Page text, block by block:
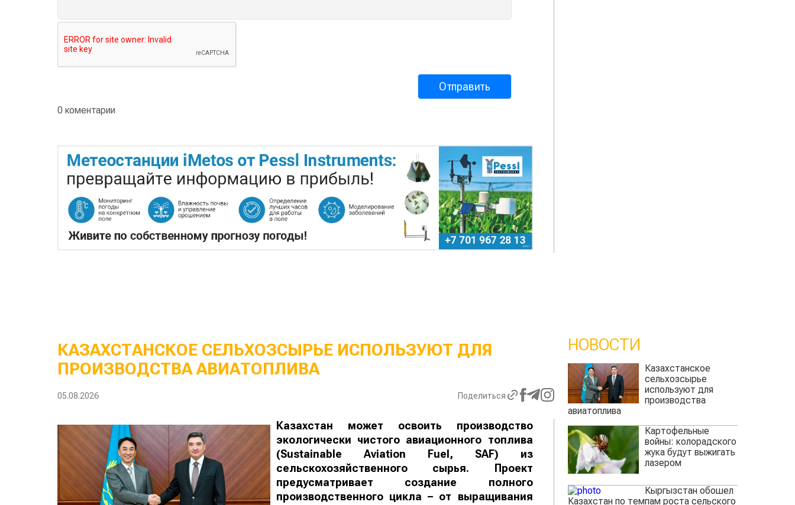
0 коментарии
КАЗАХСТАНСКОЕ СЕЛЬХОЗСЫРЬЕ ИСПОЛЬЗУЮТ ДЛЯ
ПРОИЗВОДСТВА АВИАТОПЛИВА
05.08.2026 Поделиться
Казахстан может освоить производство
экологически чистого авиационного топлива
(Sustainable Aviation Fuel, SAF) из
сельскохозяйственного сырья. Проект
предусматривает создание полного
производственного цикла – от выращивания
НОВОСТИ
Казахстанское
сельхозсырье
используют для
производства
авиатоплива
Картофельные
войны: колорадского
жука будут выжигать
лазером
Кыргызстан обошел
Казахстан по темпам роста сельского